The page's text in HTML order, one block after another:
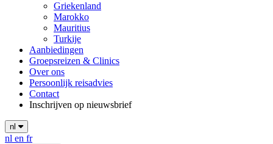
Griekenland
Marokko
Mauritius
Turkije
Aanbiedingen
Groepsreizen & Clinics
Over ons
Persoonlijk reisadvies
Contact
Inschrijven op nieuwsbrief
nl
nl en fr